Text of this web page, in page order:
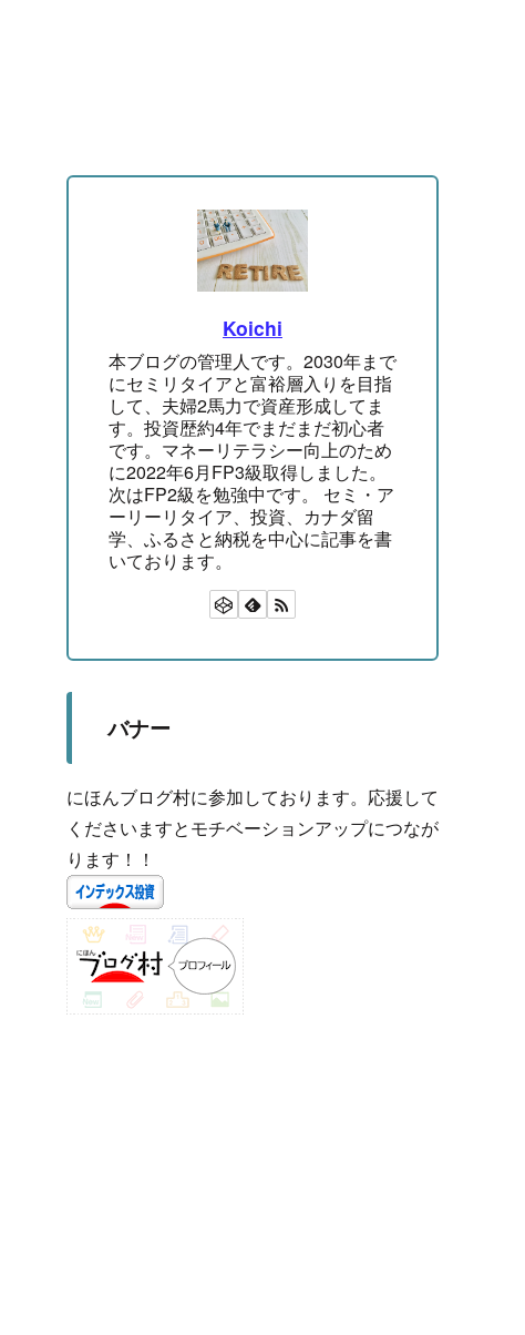
Koichi
本ブログの管理人です。2030年まで
にセミリタイアと富裕層入りを目指
して、夫婦2馬力で資産形成してま
す。投資歴約4年でまだまだ初心者
です。マネーリテラシー向上のため
に2022年6月FP3級取得しました。
次はFP2級を勉強中です。 セミ・ア
ーリーリタイア、投資、カナダ留
学、ふるさと納税を中心に記事を書
いております。
バナー
にほんブログ村に参加しております。応援して
くださいますとモチベーションアップにつなが
ります！！